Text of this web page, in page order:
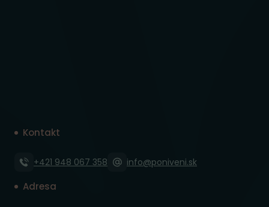
Kontakt
+421 948 067 358 info@poniveni.sk
Adresa